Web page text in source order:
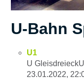
U-Bahn
U1
U
23.01.2022,